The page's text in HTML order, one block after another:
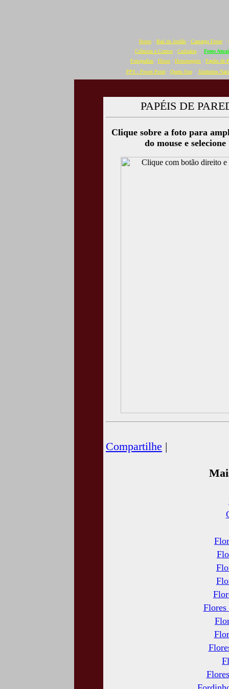
Home · Baú do Jordão · Camargo Freire ·
Crônicas e Contos · Culinária · Fotos
Fotografias · Hinos · Homenagens · Papéis de
PPS - Power Point· Quem Sou· Símbolos
PAPÉIS DE
Clique sobre a foto para
do mouse e
Compartilhe |